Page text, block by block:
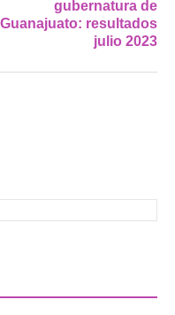
gubernatura de
Guanajuato: resultados
julio 2023